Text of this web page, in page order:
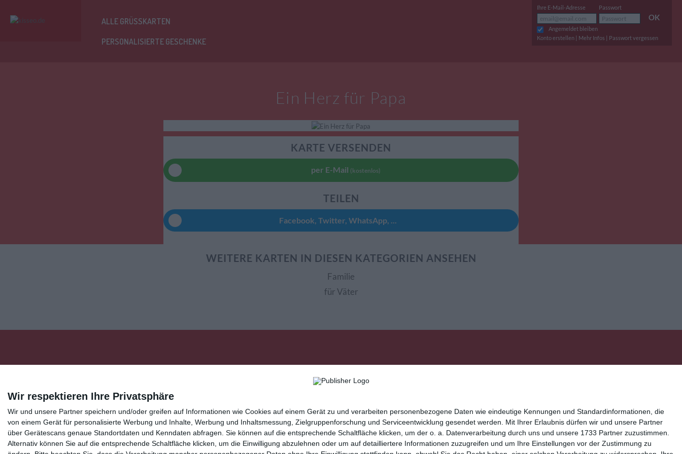
Wir respektieren Ihre Privatsphäre
Wir und unsere Partner speichern und/oder greifen auf Informationen wie Cookies auf einem Gerät zu und verarbeiten personenbezogene Daten wie eindeutige Kennungen und Standardinformationen, die
von einem Gerät für personalisierte Werbung und Inhalte, Werbung und Inhaltsmessung, Zielgruppenforschung und Serviceentwicklung gesendet werden.
Mit Ihrer Erlaubnis dürfen wir und unsere Partner
über Gerätescans genaue Standortdaten und Kenndaten abfragen. Sie können auf die entsprechende Schaltfläche klicken, um der o. a. Datenverarbeitung durch uns und unsere 1733 Partner zuzustimmen.
Alternativ können Sie auf die entsprechende Schaltfläche klicken, um die Einwilligung abzulehnen oder um auf detailliertere Informationen zuzugreifen und um Ihre Einstellungen vor der Zustimmung zu
ALLE GRÜSSKARTEN
PERSONALISIERTE GESCHENKE
Ihre E-Mail-Adresse Passwort
OK
Angemeldet bleiben
Konto erstellen | Mehr Infos | Passwort vergessen
Ein Herz für Papa
KARTE VERSENDEN
per E-Mail (kostenlos)
TEILEN
Facebook, Twitter, WhatsApp, ...
WEITERE KARTEN IN DIESEN KATEGORIEN ANSEHEN
Familie
für Väter
Entdecken Sie auch: Ereignis-Kalender Kisseo Newsletter Hilfe / FAQ Nutzungsbedingungen Impressum
Kisseo auf Facebook
Unsere Grußkarten auf anderen Sprachen:
free ecards cartes de voeux tarjetas virtuales
cartoline di auguri
Verschicken Sieoriginelle Geburtstagskarten ,schöne Weihnachtskarten und vielseitigeGlückwunschkartenmit Kisseo!